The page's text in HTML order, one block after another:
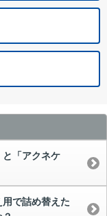
「アクネケ
で詰め替えた